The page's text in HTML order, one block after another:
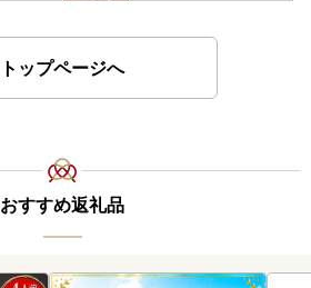
トップページへ
おすすめ返礼品